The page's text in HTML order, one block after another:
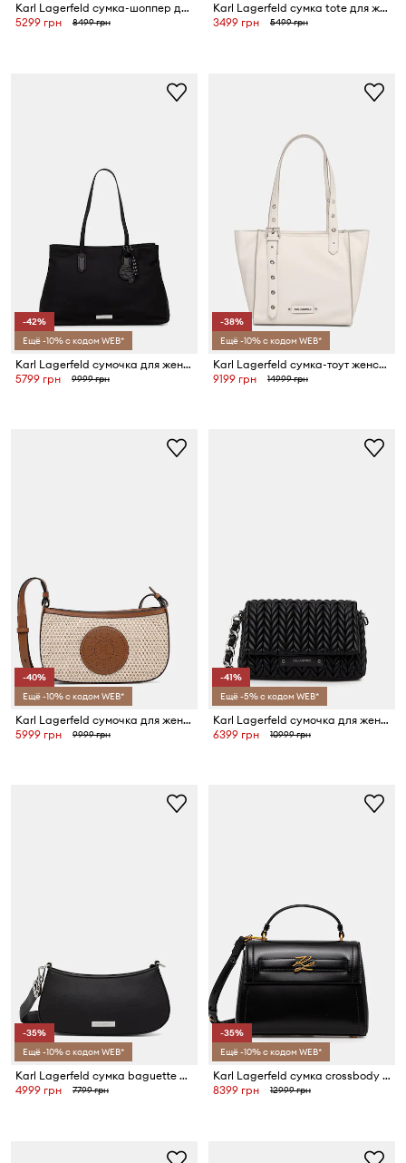
Karl Lagerfeld сумка-шоппер для женщин из искусственной кожи K/RSG MD
5299 грн
8499 грн
Karl Lagerfeld сумка tote для женщин из хлопка K/HOTEL
3499 грн
5499 грн
-42%
Ещё -10% с кодом WEB*
Karl Lagerfeld сумочка для женщин IKON
5799 грн
9999 грн
-38%
Ещё -10% с кодом WEB*
Karl Lagerfeld сумка-тоут женская кожаная K/EYELETS
9199 грн
14999 грн
-40%
Ещё -10% с кодом WEB*
Karl Lagerfeld сумочка для женщин K/CIRCLE
5999 грн
9999 грн
-41%
Ещё -5% с кодом WEB*
Karl Lagerfeld сумочка для женщин из искусственной кожи K/WEAVE
6399 грн
10999 грн
-35%
Ещё -10% с кодом WEB*
Karl Lagerfeld сумка baguette для женщин из искусственной кожи IKON
4999 грн
7799 грн
-35%
Ещё -10% с кодом WEB*
Karl Lagerfeld сумка crossbody для женщин K/AUTOGRAPH
8399 грн
12999 грн